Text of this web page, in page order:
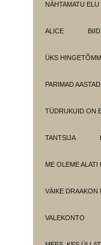
NÄHTAMATU ELU
ALICE
ÜKS
PARIMAD
TÜDRUKUID ON
TANTSIJA
ME OLEME
VÄIKE DRAAKON
VALEKONTO